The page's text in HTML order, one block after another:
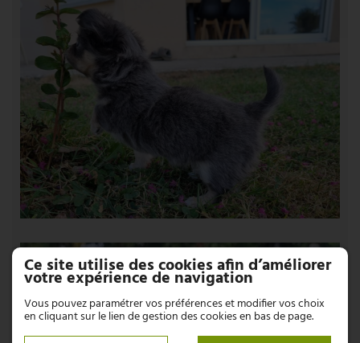
Ce site utilise des cookies afin d’améliorer
votre expérience de navigation
Vous pouvez paramétrer vos préférences et modifier vos choix
en cliquant sur le lien de gestion des cookies en bas de page.